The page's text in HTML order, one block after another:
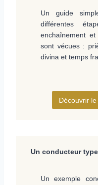
Un guide
différentes
enchaînement
sont vécues :
divina et temps
Découvrir
Un conducteur
Un exemple